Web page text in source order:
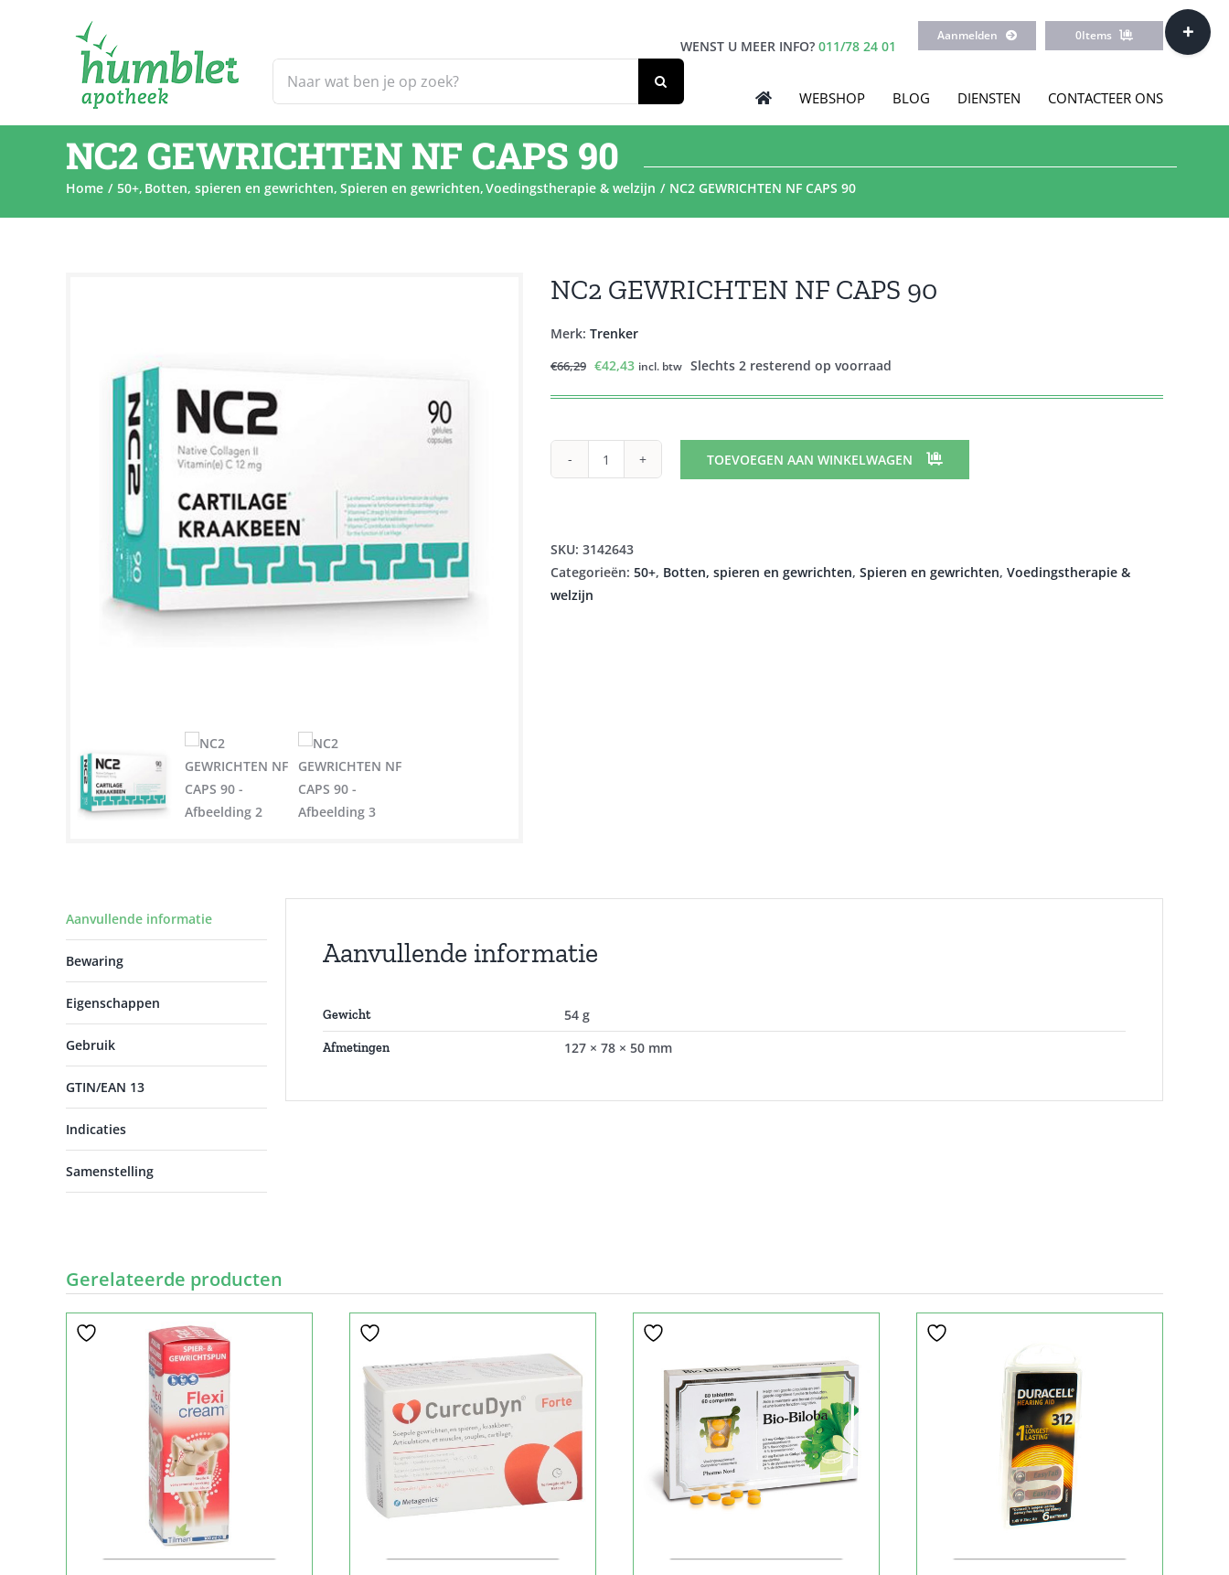
naar:
WENST U MEER INFO? 011/78 24 01
Aanmelden 0Items
WEBSHOP BLOG DIENSTEN CONTACTEER ONS
NC2 GEWRICHTEN NF CAPS 90
Home 50+ Botten, spieren en gewrichten Spieren en gewrichten Voedingstherapie & welzijn NC2 GEWRICHTEN NF CAPS 90
NC2 GEWRICHTEN NF CAPS 90
Merk: Trenker
€66,29 Oorspronkelijke
€42,43Huidige
incl. btw Slechts 2 resterend op voorraad
NC2
TOEVOEGEN AAN WINKELWAGEN
SKU: 3142643
Categorieën: 50+, Botten, spieren en gewrichten, Spieren en gewrichten, Voedingstherapie &
welzijn
Aanvullende informatie
Bewaring
Eigenschappen
Gebruik
GTIN/EAN 13
Indicaties
Samenstelling
Aanvullende informatie
Gewicht 54 g
Afmetingen 127 × 78 × 50 mm
Gerelateerde producten
Toggle
Sliding